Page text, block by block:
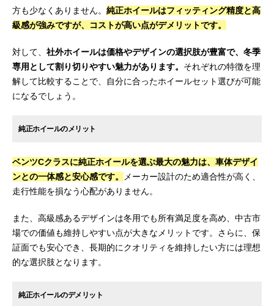
方も少なくありません。 純正ホイールはフィッティング精度と高
級感が強みですが、コストが高い点がデメリットです。
対して、 社外ホイールは価格やデザインの選択肢が豊富で、冬季
専用として割り切りやすい魅力があります。 それぞれの特徴を理
解して比較することで、自分に合ったホイールセット選びが可能
になるでしょう。
純正ホイールのメリット
ベンツCクラスに純正ホイールを選ぶ最大の魅力は、車体デザイ
ンとの一体感と安心感です。
メーカー設計のため適合性が高く、
走行性能を損なう心配がありません。
また、高級感あるデザインは冬用でも所有満足度を高め、中古市
場での価値も維持しやすい点が大きなメリットです。さらに、保
証面でも安心でき、長期的にクオリティを維持したい方には理想
的な選択肢となります。
純正ホイールのデメリット